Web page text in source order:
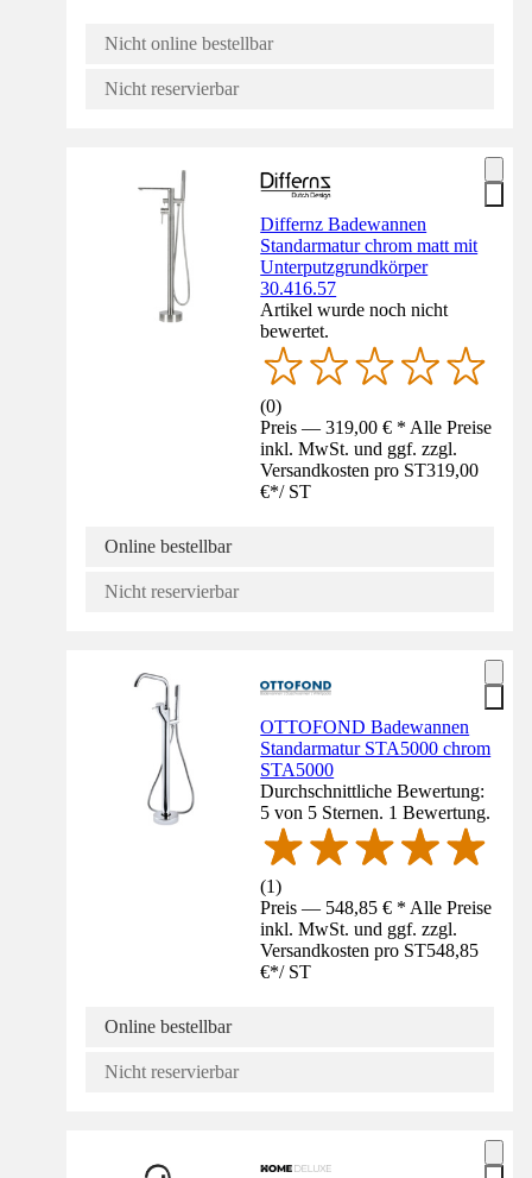
Nicht online bestellbar
Nicht reservierbar
Differnz Badewannen
Standarmatur chrom matt mit
Unterputzgrundkörper
30.416.57
Artikel wurde noch nicht
bewertet.
(0)
Preis — 319,00 € * Alle Preise
inkl. MwSt. und ggf. zzgl.
Versandkosten pro ST319,00
€*/ ST
Online bestellbar
Nicht reservierbar
OTTOFOND Badewannen
Standarmatur STA5000 chrom
STA5000
Durchschnittliche Bewertung:
5 von 5 Sternen. 1 Bewertung.
(1)
Preis — 548,85 € * Alle Preise
inkl. MwSt. und ggf. zzgl.
Versandkosten pro ST548,85
€*/ ST
Online bestellbar
Nicht reservierbar